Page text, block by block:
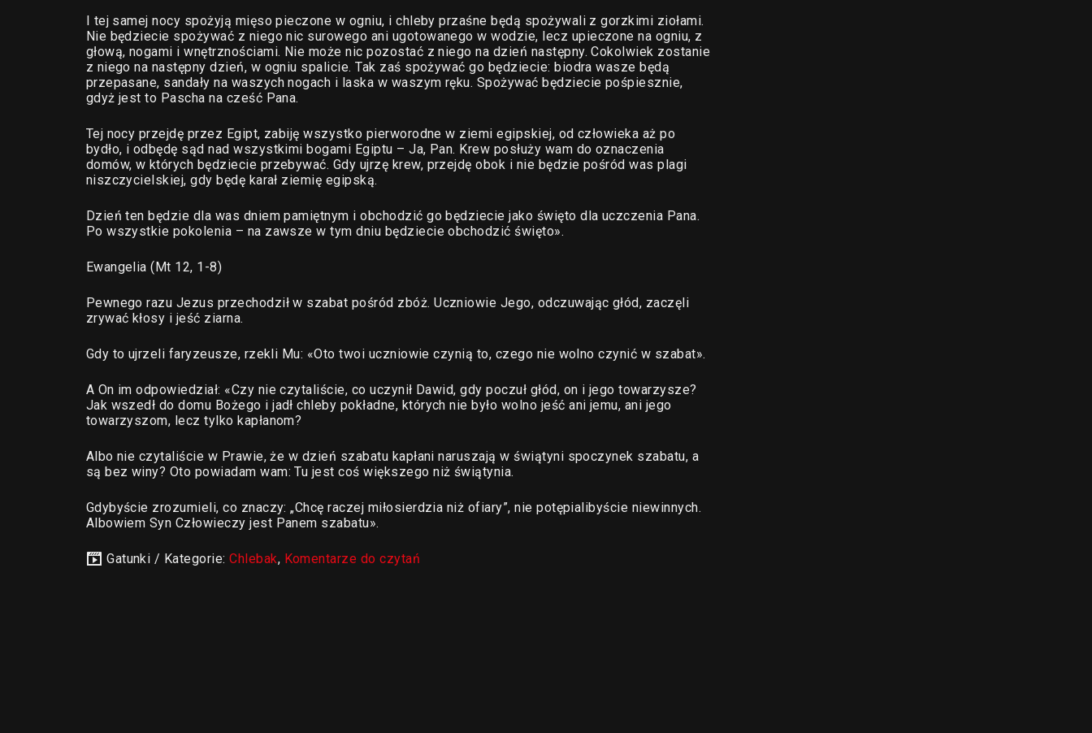
I tej samej nocy spożyją mięso pieczone w ogniu, i chleby przaśne będą spożywali z gorzkimi ziołami.
Nie będziecie spożywać z niego nic surowego ani ugotowanego w wodzie, lecz upieczone na ogniu, z
głową, nogami i wnętrznościami. Nie może nic pozostać z niego na dzień następny. Cokolwiek zostanie
z niego na następny dzień, w ogniu spalicie. Tak zaś spożywać go będziecie: biodra wasze będą
przepasane, sandały na waszych nogach i laska w waszym ręku. Spożywać będziecie pośpiesznie,
gdyż jest to Pascha na cześć Pana.
Tej nocy przejdę przez Egipt, zabiję wszystko pierworodne w ziemi egipskiej, od człowieka aż po
bydło, i odbędę sąd nad wszystkimi bogami Egiptu – Ja, Pan. Krew posłuży wam do oznaczenia
domów, w których będziecie przebywać. Gdy ujrzę krew, przejdę obok i nie będzie pośród was plagi
niszczycielskiej, gdy będę karał ziemię egipską.
Dzień ten będzie dla was dniem pamiętnym i obchodzić go będziecie jako święto dla uczczenia Pana.
Po wszystkie pokolenia – na zawsze w tym dniu będziecie obchodzić święto».
Ewangelia (Mt 12, 1-8)
Pewnego razu Jezus przechodził w szabat pośród zbóż. Uczniowie Jego, odczuwając głód, zaczęli
zrywać kłosy i jeść ziarna.
Gdy to ujrzeli faryzeusze, rzekli Mu: «Oto twoi uczniowie czynią to, czego nie wolno czynić w szabat».
A On im odpowiedział: «Czy nie czytaliście, co uczynił Dawid, gdy poczuł głód, on i jego towarzysze?
Jak wszedł do domu Bożego i jadł chleby pokładne, których nie było wolno jeść ani jemu, ani jego
towarzyszom, lecz tylko kapłanom?
Albo nie czytaliście w Prawie, że w dzień szabatu kapłani naruszają w świątyni spoczynek szabatu, a
są bez winy? Oto powiadam wam: Tu jest coś większego niż świątynia.
Gdybyście zrozumieli, co znaczy: „Chcę raczej miłosierdzia niż ofiary”, nie potępialibyście niewinnych.
Albowiem Syn Człowieczy jest Panem szabatu».
Gatunki / Kategorie:Chlebak, Komentarze do czytań